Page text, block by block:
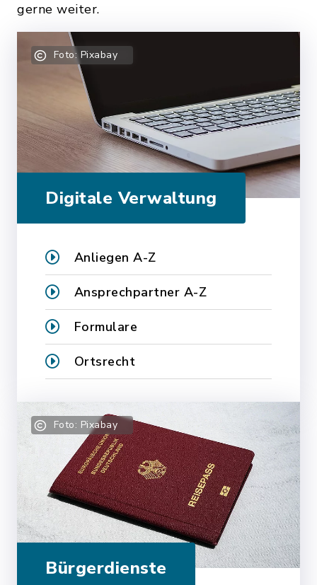
gerne weiter.
Foto: Pixabay
Digitale Verwaltung
Anliegen A-Z
Ansprechpartner A-Z
Formulare
Ortsrecht
Foto: Pixabay
Bürgerdienste